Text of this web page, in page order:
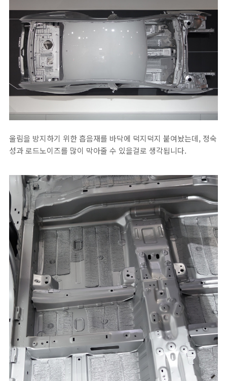
울림을 방지하기 위한 흡음재를 바닥에 덕지덕지 붙여놨는데, 정숙
성과 로드노이즈를 많이 막아줄 수 있을걸로 생각됩니다.